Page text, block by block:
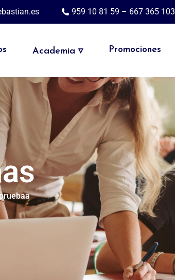
959 10 81 59 – 667 365 103
Academia ▿ Promociones